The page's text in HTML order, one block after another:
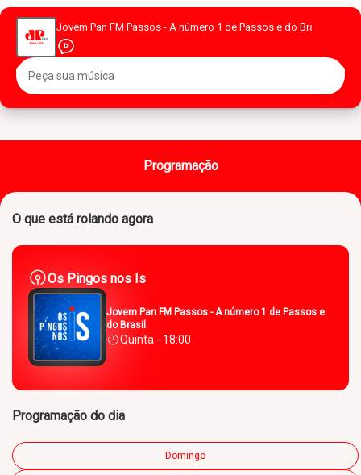
Jovem Pan FM Passos - A número 1 de Passos e do Brasil.
Programação
O que está rolando agora
Os Pingos nos Is
Jovem Pan FM Passos - A número 1 de Passos e
do Brasil.
Quinta - 18:00
Programação do dia
Domingo